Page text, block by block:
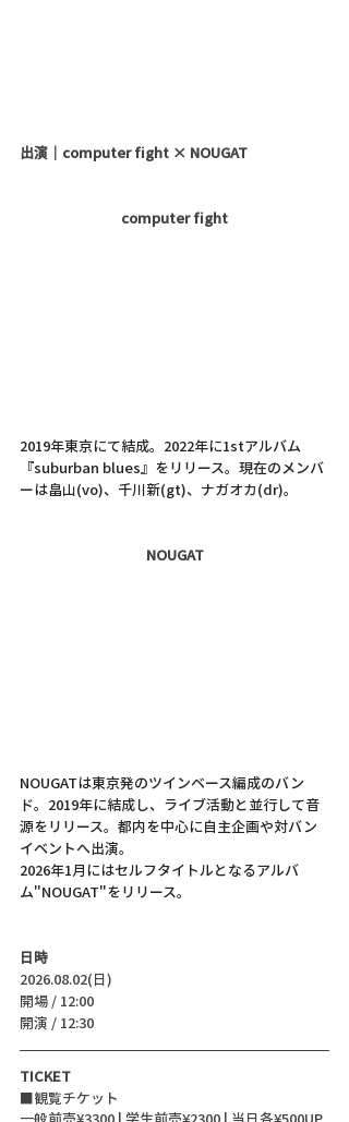
出演｜computer fight × NOUGAT
computer fight
2019年東京にて結成。2022年に1stアルバム
『suburban blues』をリリース。現在のメンバ
ーは畠山(vo)、千川新(gt)、ナガオカ(dr)。
NOUGAT
NOUGATは東京発のツインベース編成のバン
ド。2019年に結成し、ライブ活動と並行して音
源をリリース。都内を中心に自主企画や対バン
イベントへ出演。
2026年1月にはセルフタイトルとなるアルバ
ム"NOUGAT"をリリース。
日時
2026.08.02(日)
開場 / 12:00
開演 / 12:30
TICKET
■観覧チケット